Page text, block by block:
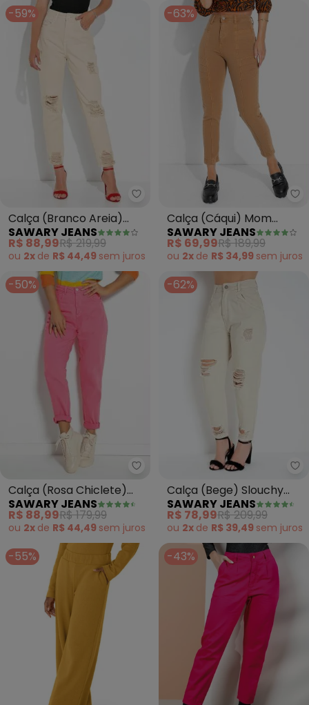
-59%
Sawary Jeans - Calça (Branco
Calça (Branco Areia)
Mom Jeans
SAWARY JEANS
R$ 88,99R$ 219,99
ou 2x de R$ 44,49 sem juros
-63%
Calça (Cáqui) Mom
Jeans com Drapeado
Sawary
SAWARY JEANS
R$ 69,99R$ 189,99
ou 2x de R$ 34,99 sem juros
-50%
Sawary Jeans - Calça (Rosa
Calça (Rosa Chiclete)
Mom Jeans com Bolsos
Sawary
SAWARY JEANS
R$ 88,99R$ 179,99
ou 2x de R$ 44,49 sem juros
-62%
Calça (Bege) Slouchy
com Bolsos Sawary
SAWARY JEANS
R$ 78,99R$ 209,99
ou 2x de R$ 39,49 sem juros
-55% -43%